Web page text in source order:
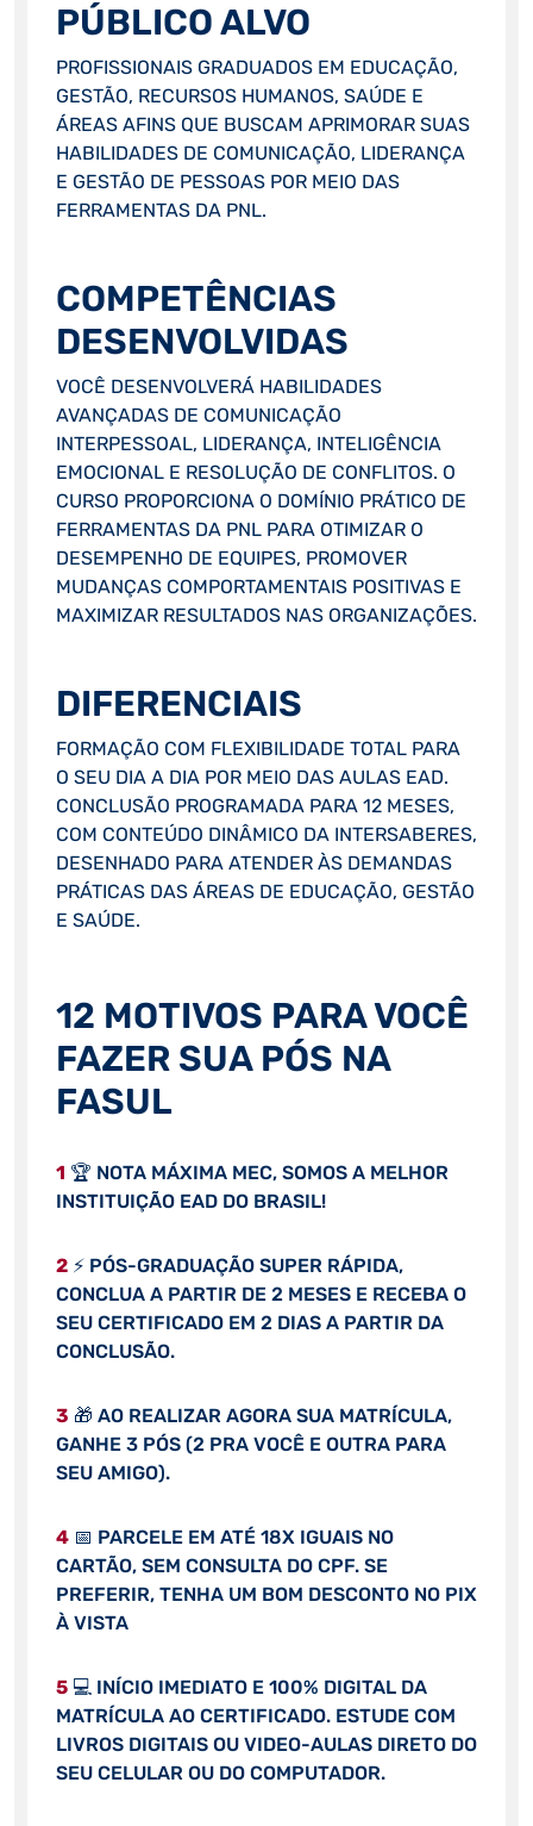
PÚBLICO ALVO
PROFISSIONAIS GRADUADOS EM EDUCAÇÃO,
GESTÃO, RECURSOS HUMANOS, SAÚDE E
ÁREAS AFINS QUE BUSCAM APRIMORAR SUAS
HABILIDADES DE COMUNICAÇÃO, LIDERANÇA
E GESTÃO DE PESSOAS POR MEIO DAS
FERRAMENTAS DA PNL.
COMPETÊNCIAS
DESENVOLVIDAS
VOCÊ DESENVOLVERÁ HABILIDADES
AVANÇADAS DE COMUNICAÇÃO
INTERPESSOAL, LIDERANÇA, INTELIGÊNCIA
EMOCIONAL E RESOLUÇÃO DE CONFLITOS. O
CURSO PROPORCIONA O DOMÍNIO PRÁTICO DE
FERRAMENTAS DA PNL PARA OTIMIZAR O
DESEMPENHO DE EQUIPES, PROMOVER
MUDANÇAS COMPORTAMENTAIS POSITIVAS E
MAXIMIZAR RESULTADOS NAS ORGANIZAÇÕES.
DIFERENCIAIS
FORMAÇÃO COM FLEXIBILIDADE TOTAL PARA
O SEU DIA A DIA POR MEIO DAS AULAS EAD.
CONCLUSÃO PROGRAMADA PARA 12 MESES,
COM CONTEÚDO DINÂMICO DA INTERSABERES,
DESENHADO PARA ATENDER ÀS DEMANDAS
PRÁTICAS DAS ÁREAS DE EDUCAÇÃO, GESTÃO
E SAÚDE.
12 MOTIVOS PARA VOCÊ
FAZER SUA PÓS NA
FASUL
1 🏆 NOTA MÁXIMA MEC, SOMOS A MELHOR
INSTITUIÇÃO EAD DO BRASIL!
2⚡ PÓS-GRADUAÇÃO SUPER RÁPIDA,
CONCLUA A PARTIR DE 2 MESES E RECEBA O
SEU CERTIFICADO EM 2 DIAS A PARTIR DA
CONCLUSÃO.
3 🎁 AO REALIZAR AGORA SUA MATRÍCULA,
GANHE 3 PÓS (2 PRA VOCÊ E OUTRA PARA
SEU AMIGO).
4📅 PARCELE EM ATÉ 18X IGUAIS NO
CARTÃO, SEM CONSULTA DO CPF. SE
PREFERIR, TENHA UM BOM DESCONTO NO PIX
À VISTA
5💻 INÍCIO IMEDIATO E 100% DIGITAL DA
MATRÍCULA AO CERTIFICADO. ESTUDE COM
LIVROS DIGITAIS OU VIDEO-AULAS DIRETO DO
SEU CELULAR OU DO COMPUTADOR.